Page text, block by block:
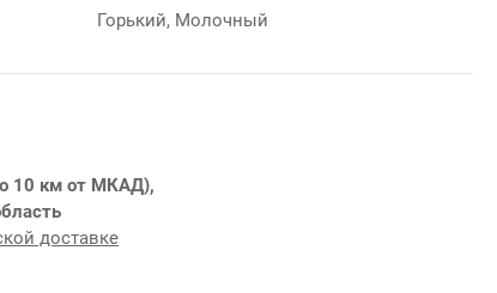
Горький, Молочный
10 км от МКАД),
доставке